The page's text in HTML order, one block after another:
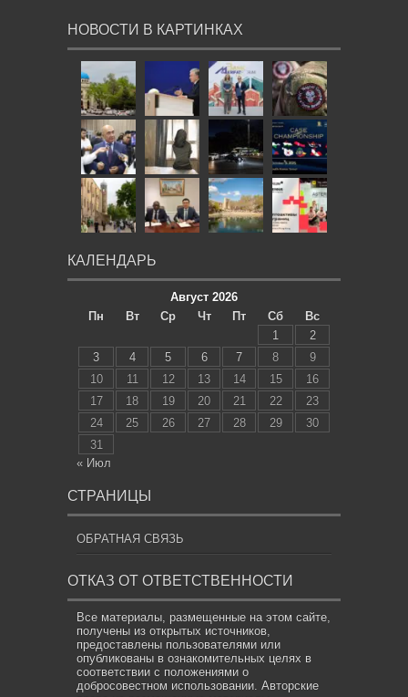
НОВОСТИ В КАРТИНКАХ
КАЛЕНДАРЬ
Август 2026
Пн
Вт Ср Чт Пт Сб
Вс
1
2
3
4 5 6 7 8
9
10
11 12 13 14 15
16
17
18 19 20 21 22
23
24
25 26 27 28 29
30
31
« Июл
СТРАНИЦЫ
ОБРАТНАЯ СВЯЗЬ
ОТКАЗ ОТ ОТВЕТСТВЕННОСТИ
Все материалы, размещенные на этом сайте,
получены из открытых источников,
предоставлены пользователями или
опубликованы в ознакомительных целях в
соответствии с положениями о
добросовестном использовании. Авторские